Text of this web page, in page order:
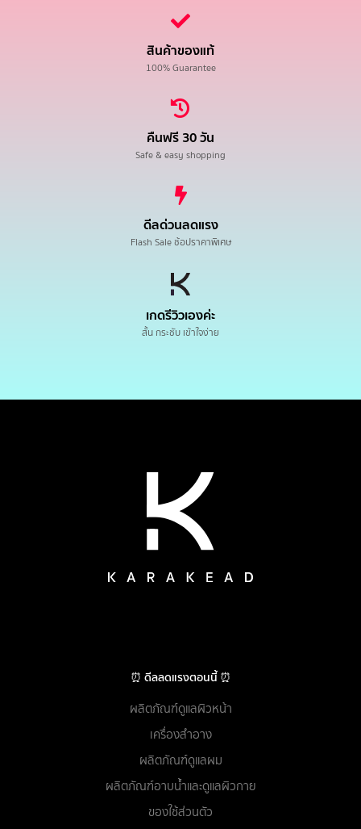
สินค้าของแท้
100% Guarantee
คืนฟรี 30 วัน
Safe & easy shopping
ดีลด่วนลดแรง
Flash Sale ช้อปราคาพิเศษ
เกดรีวิวเองค่ะ
สั้น กระชับ เข้าใจง่าย
⏰ ดีลลดแรงตอนนี้ ⏰
ผลิตภัณฑ์ดูแลผิวหน้า
เครื่องสำอาง
ผลิตภัณฑ์ดูแลผม
ผลิตภัณฑ์อาบน้ำและดูแลผิวกาย
ของใช้ส่วนตัว